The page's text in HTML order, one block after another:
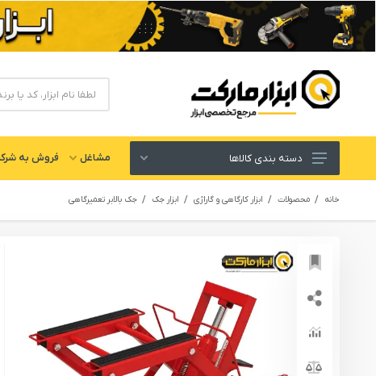
ابزار های برقی و شارژی
لوازم جانبی ابزار
ابزار های دستی و عمومی
ابزار های بادی یا پنوماتیک
ابزار دقیق و اندازه گیری
یراق آلات
دسته بندی کالاها مشاغل فروش به
خانه محصولات ابزار کارگاهی و گاراژی ابزار جک جک بالابر تعمیرگاهی